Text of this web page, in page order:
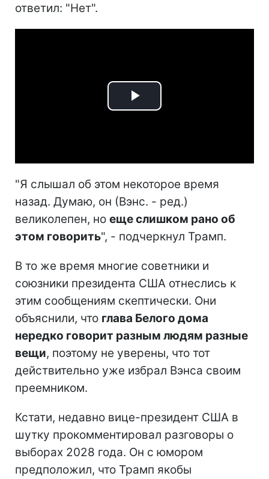
ответил: "Нет".
Play
"Я слышал об этом некоторое время
назад. Думаю, он (Вэнс. - ред.)
великолепен, но еще слишком рано об
этом говорить", - подчеркнул Трамп.
В то же время многие советники и
союзники президента США отнеслись к
этим сообщениям скептически. Они
объяснили, что глава Белого дома
нередко говорит разным людям разные
вещи, поэтому не уверены, что тот
действительно уже избрал Вэнса своим
преемником.
Кстати, недавно вице-президент США в
шутку прокомментировал разговоры о
выборах 2028 года. Он с юмором
предположил, что Трамп якобы